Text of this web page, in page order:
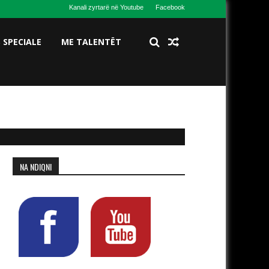
Kanali zyrtarë në Youtube Facebook
SPECIALE ME TALENTËT
NA NDIQNI